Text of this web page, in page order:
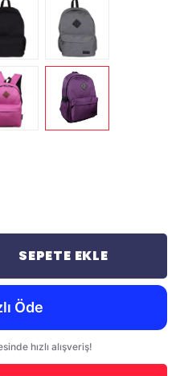
SEPETE EKLE